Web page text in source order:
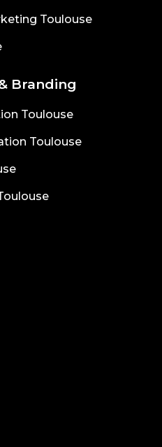
Toulouse
Branding
Toulouse
Toulouse